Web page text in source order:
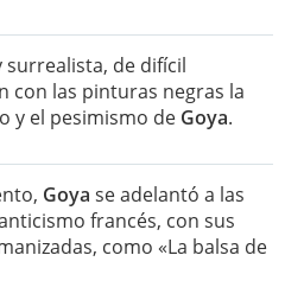
de difícil
con las pinturas negras la
y el pesimismo de Goya.
Goya se adelantó a las
francés, con sus
como «La balsa de